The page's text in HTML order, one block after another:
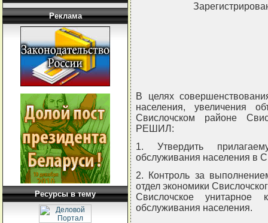
Реклама
Ресурсы в тему
В целях
населения, увеличения
Свислочском районе
РЕШИЛ:
1. Утвердить
обслуживания населения в
2. Контроль за
отдел экономики
Свислочское унитарное
обслуживания населения.